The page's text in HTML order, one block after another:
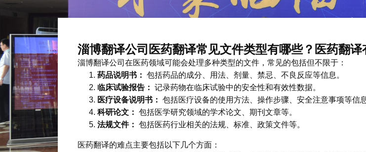
淄博翻译公司医药翻译常见文件类型有哪些？医药翻译
淄博翻译公司在医药领域可能会处理多种类型的文件，常见的包括但不限于：
药品说明书： 包括药品的成分、用法、剂量、禁忌、不良反应等信息。
临床试验报告： 记录药物在临床试验中的安全性和有效性数据。
医疗设备说明书： 包括医疗设备的使用方法、操作步骤、安全注意事项等信息
科研论文： 包括医学研究领域的学术论文、期刊文章等。
法规文件： 包括医药行业相关的法规、标准、政策文件等。
医药翻译的难点主要包括以下几个方面：